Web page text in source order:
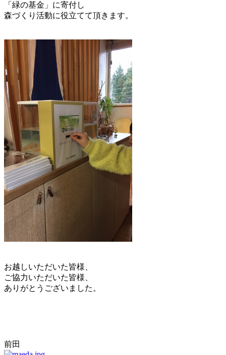
「緑の基金」に寄付し
森づくり活動に役立てて頂きます。
お越しいただいた皆様、
ご協力いただいた皆様、
ありがとうございました。
前田